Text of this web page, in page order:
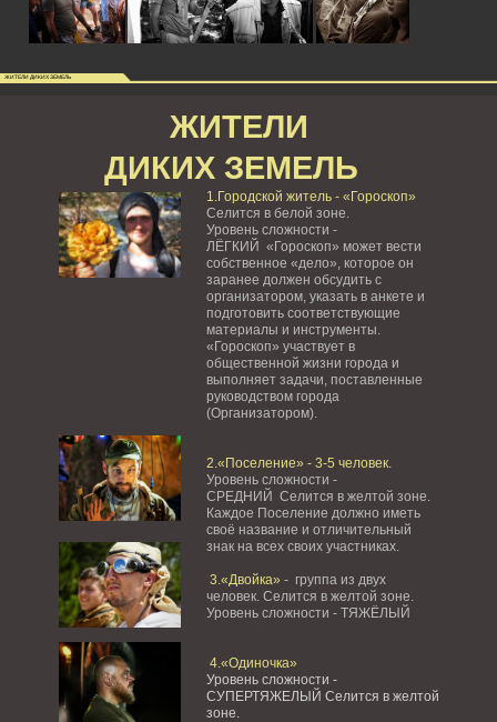
ЖИТЕЛИ ДИКИХ ЗЕМЕЛЬ
ЖИТЕЛИ
ДИКИХ ЗЕМЕЛЬ
1.Городской житель - «Гороскоп»
Селится в белой зоне.
Уровень сложности -
ЛЁГКИЙ «Гороскоп» может вести
собственное «дело», которое он
заранее должен обсудить с
организатором, указать в анкете и
подготовить соответствующие
материалы и инструменты.
«Гороскоп» участвует в
общественной жизни города и
выполняет задачи, поставленные
руководством города
(Организатором).
2.«Поселение» - 3-5 человек.
Уровень сложности -
СРЕДНИЙ Селится в желтой зоне.
Каждое Поселение должно иметь
своё название и отличительный
знак на всех своих участниках.
3.«Двойка» - группа из двух
человек. Селится в желтой зоне.
Уровень сложности - ТЯЖЁЛЫЙ
4.«Одиночка»
Уровень сложности -
СУПЕРТЯЖЕЛЫЙ Селится в желтой
зоне.